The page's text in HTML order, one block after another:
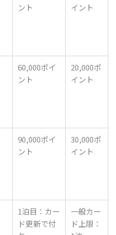
ント
イント
60,000ポイ
ント
20,000ポ
イント
90,000ポイ
ント
30,000ポ
イント
1泊目：カー
ド更新で付
一般カー
ド上限：